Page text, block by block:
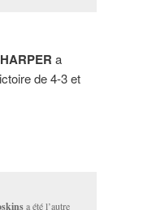
a
de 4-3 et
a été l’autre